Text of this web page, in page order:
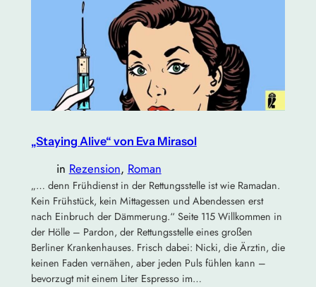
„Staying Alive“ von Eva Mirasol
in Rezension, Roman
„… denn Frühdienst in der Rettungsstelle ist wie Ramadan.
Kein Frühstück, kein Mittagessen und Abendessen erst
nach Einbruch der Dämmerung.“ Seite 115 Willkommen in
der Hölle – Pardon, der Rettungsstelle eines großen
Berliner Krankenhauses. Frisch dabei: Nicki, die Ärztin, die
keinen Faden vernähen, aber jeden Puls fühlen kann –
bevorzugt mit einem Liter Espresso im…